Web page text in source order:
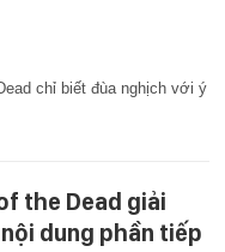
chỉ biết đùa nghịch với ý
the Dead giải
dung phần tiếp